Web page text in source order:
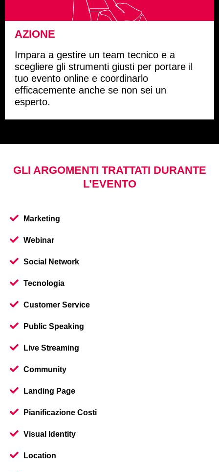
AZIONE
Impara a gestire un team tecnico e a
scegliere gli strumenti giusti per portare il
tuo evento online e coordinarlo
efficacemente anche se non sei un
esperto.
GLI ARGOMENTI TRATTATI DURANTE
L’EVENTO
Marketing
Webinar
Social Network
Tecnologia
Customer Service
Public Speaking
Live Streaming
Community
Landing Page
Pianificazione Costi
Visual Identity
Location